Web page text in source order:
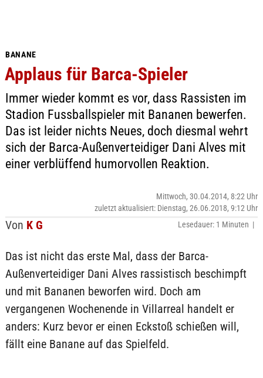
BANANE
Applaus für Barca-Spieler
Immer wieder kommt es vor, dass Rassisten im
Stadion Fussballspieler mit Bananen bewerfen.
Das ist leider nichts Neues, doch diesmal wehrt
sich der Barca-Außenverteidiger Dani Alves mit
einer verblüffend humorvollen Reaktion.
Von K G
Mittwoch, 30.04.2014, 8:22 Uhr
zuletzt aktualisiert: Dienstag, 26.06.2018, 9:12 Uhr
Lesedauer: 1 Minuten |
Das ist nicht das erste Mal, dass der Barca-
Außenverteidiger Dani Alves rassistisch beschimpft
und mit Bananen beworfen wird. Doch am
vergangenen Wochenende in Villarreal handelt er
anders: Kurz bevor er einen Eckstoß schießen will,
fällt eine Banane auf das Spielfeld.